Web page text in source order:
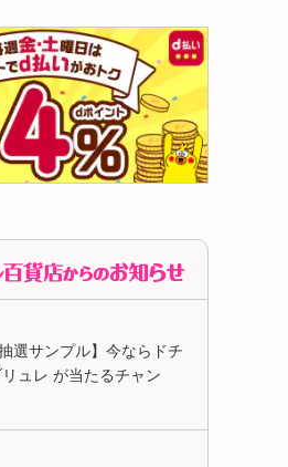
選サンプル】今ならドチ
ュレ が当たるチャン